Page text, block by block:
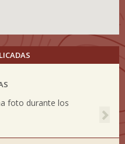
foto durante los